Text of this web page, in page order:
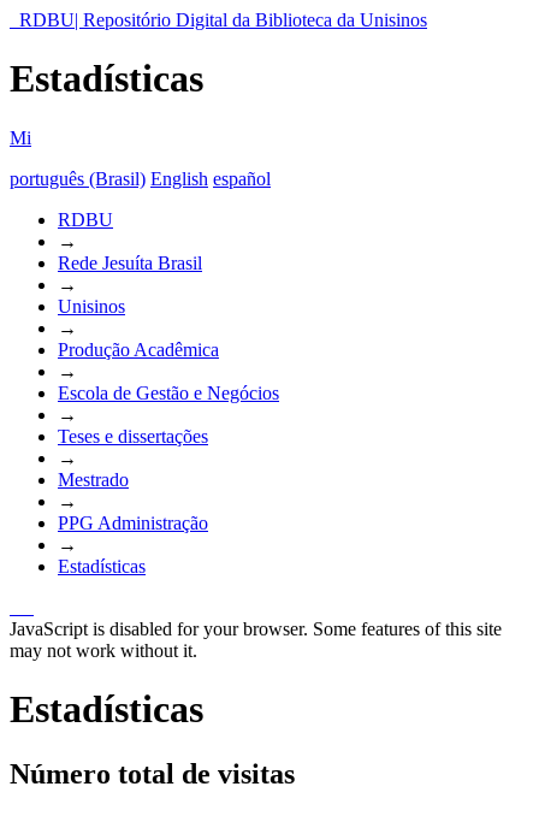
RDBU| Repositório Digital da Biblioteca da Unisinos
Estadísticas
Mi
português (Brasil) English español
RDBU
→
Rede Jesuíta Brasil
→
Unisinos
→
Produção Acadêmica
→
Escola de Gestão e Negócios
→
Teses e dissertações
→
Mestrado
→
PPG Administração
→
Estadísticas
JavaScript is disabled for your browser. Some features of this site
may not work without it.
Estadísticas
Número total de visitas